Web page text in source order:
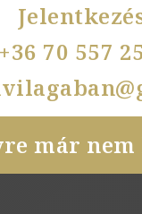
+36 70 557
már